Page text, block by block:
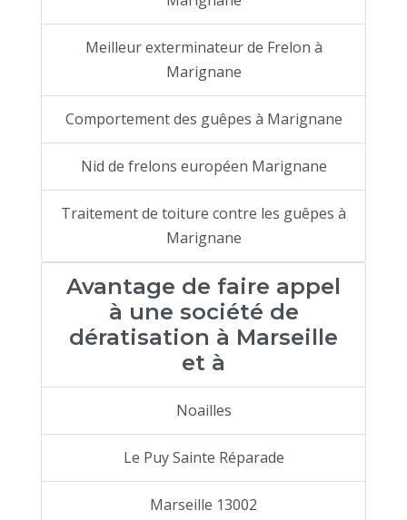
Meilleur exterminateur de Frelon à
Marignane
Comportement des guêpes à Marignane
Nid de frelons européen Marignane
Traitement de toiture contre les guêpes à
Marignane
Avantage de faire appel
à une société de
dératisation à Marseille
et à
Noailles
Le Puy Sainte Réparade
Marseille 13002